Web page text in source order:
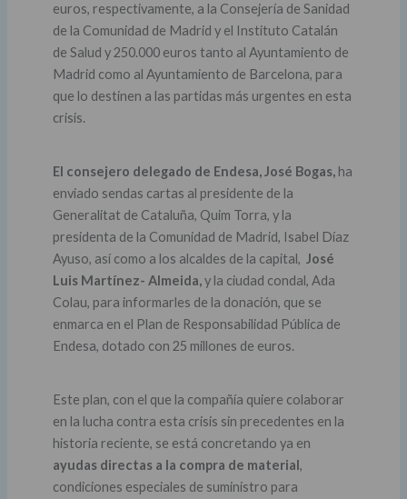
euros, respectivamente, a la Consejería de Sanidad
de la Comunidad de Madrid y el Instituto Catalán
de Salud y 250.000 euros tanto al Ayuntamiento de
Madrid como al Ayuntamiento de Barcelona, para
que lo destinen a las partidas más urgentes en esta
crisis.
El consejero delegado de Endesa, José Bogas,ha
enviado sendas cartas al presidente de la
Generalitat de Cataluña, Quim Torra, y la
presidenta de la Comunidad de Madrid, Isabel Díaz
Ayuso, así como a los alcaldes de la capital, José
Luis Martínez- Almeida,y la ciudad condal, Ada
Colau, para informarles de la donación, que se
enmarca en el Plan de Responsabilidad Pública de
Endesa, dotado con 25 millones de euros.
Este plan, con el que la compañía quiere colaborar
en la lucha contra esta crisis sin precedentes en la
historia reciente, se está concretando ya en
ayudas directas a la compra de material,
condiciones especiales de suministro para